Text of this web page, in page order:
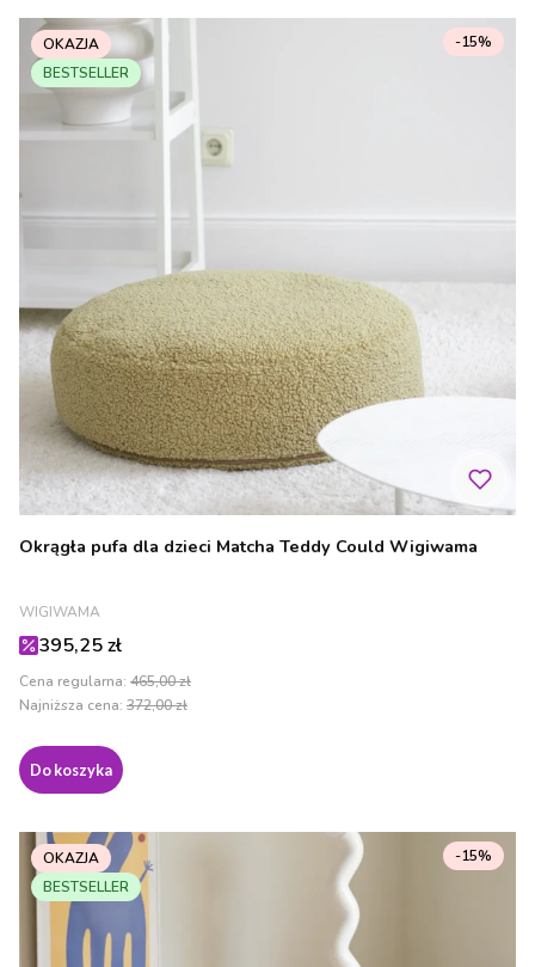
OKAZJA
BESTSELLER
Okrągła pufa dla dzieci Matcha Teddy Could Wigiwama
PRODUCENT
WIGIWAMA
Cena promocyjna
395,25 zł
Cena regularna: 465,00 zł
-15%
Najniższa cena: 372,00 zł
Do koszyka
OKAZJA
BESTSELLER
-15%